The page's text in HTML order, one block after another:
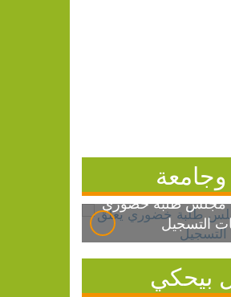
مجلس طلبة خضوري
التسجيل
بيحكي